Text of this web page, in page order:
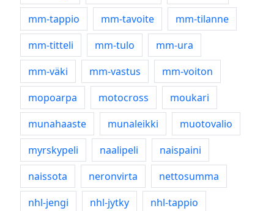
mm-tappio
mm-tavoite
mm-tilanne
mm-titteli
mm-tulo
mm-ura
mm-väki
mm-vastus
mm-voiton
mopoarpa
motocross
moukari
munahaaste
munaleikki
muotovalio
myrskypeli
naalipeli
naispaini
naissota
neronvirta
nettosumma
nhl-jengi
nhl-jytky
nhl-tappio